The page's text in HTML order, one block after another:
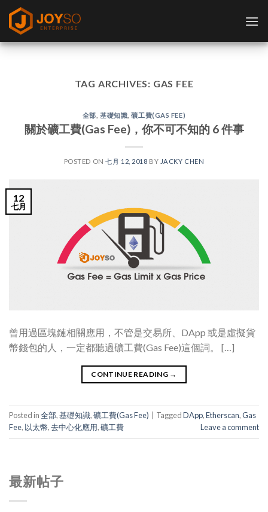
Skip
content
TAG ARCHIVES: GAS FEE
全部 ,基礎知識 ,礦工費(GAS FEE)
關於礦工費(Gas Fee)，你不可不知的 6 件事
POSTED ON七月 12, 2018 BY JACKY CHEN
12
七月
曾用過區塊鏈相關應用，不管是交易所、DApp 或是虛擬貨
幣錢包的人，一定都聽過礦工費(Gas Fee)這個詞。 […]
CONTINUE READING →
Posted in全部,基礎知識,礦工費(Gas Fee) TaggedDApp,Etherscan,Gas
Fee, 以太幣,去中心化應用,礦工費 Leave a comment
最新帖子